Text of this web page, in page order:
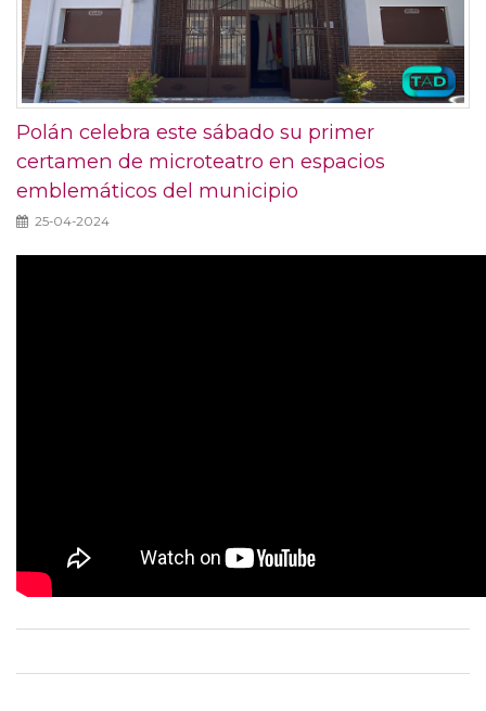
Polán celebra este sábado su primer
certamen de microteatro en espacios
emblemáticos del municipio
25-04-2024